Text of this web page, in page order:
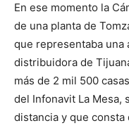
En ese momento la
de una planta de
que representaba una
distribuidora de
más de 2 mil 500
del Infonavit La Mesa,
distancia y que